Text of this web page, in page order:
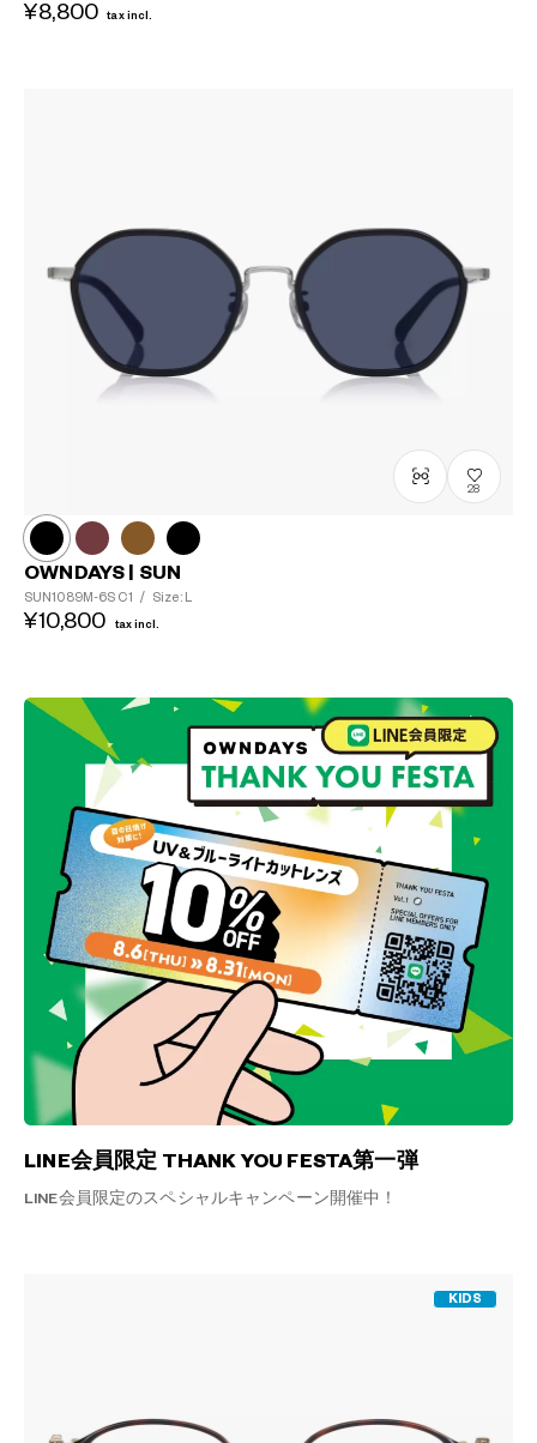
LINE会員限定 THANK YOU FESTA第一弾
LINE会員限定のスペシャルキャンペーン開催中！
¥8,800 tax incl.
28
OWNDAYS | SUN
SUN1089M-6S C1 / Size: L
¥10,800 tax incl.
KIDS